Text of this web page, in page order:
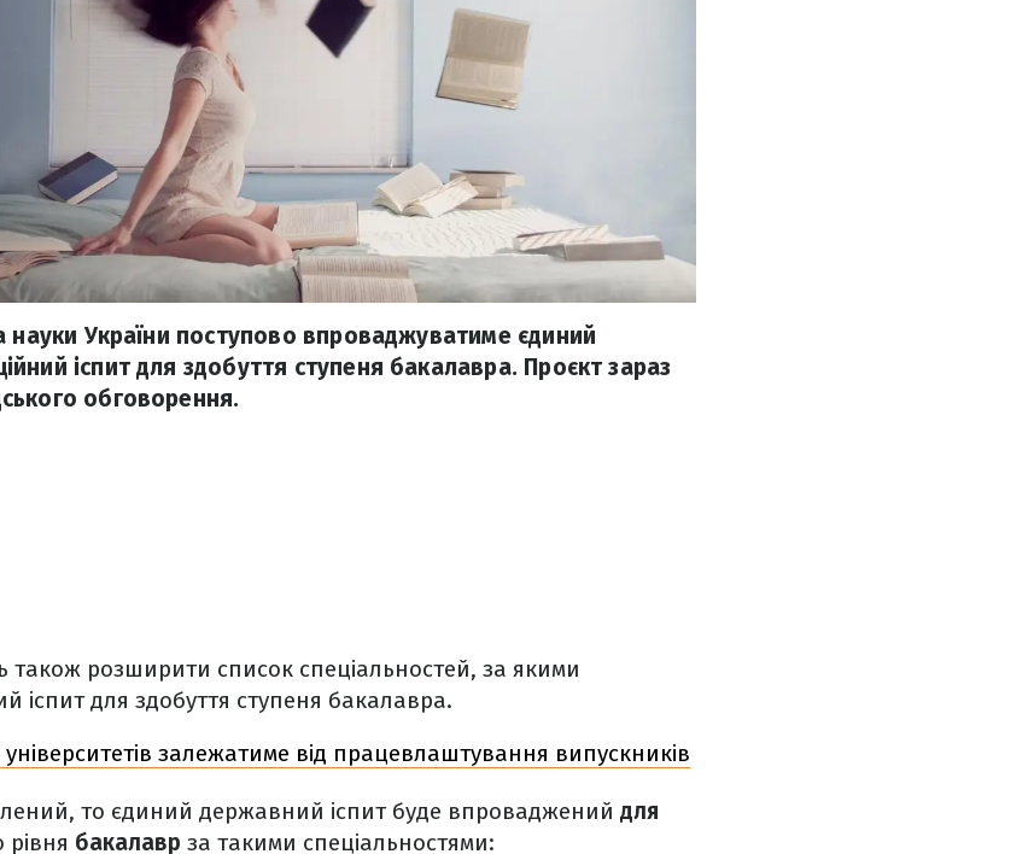
науки України поступово впроваджуватиме єдиний
іспит для здобуття ступеня бакалавра. Проєкт зараз
обговорення.
також розширити список спеціальностей, за якими
іспит для здобуття ступеня бакалавра.
залежатиме від працевлаштування випускників
то єдиний державний іспит буде впроваджений для
рівня бакалавр за такими спеціальностями: